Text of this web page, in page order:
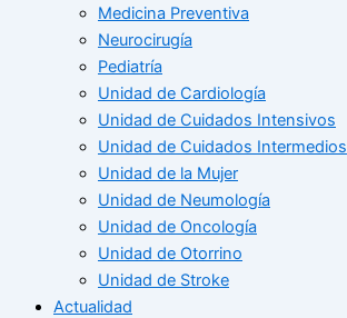
Medicina Preventiva
Neurocirugía
Pediatría
Unidad de Cardiología
Unidad de Cuidados Intensivos
Unidad de Cuidados Intermedios
Unidad de la Mujer
Unidad de Neumología
Unidad de Oncología
Unidad de Otorrino
Unidad de Stroke
Actualidad